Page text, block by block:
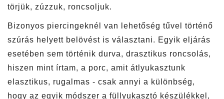
törjük, zúzzuk, roncsoljuk.
Bizonyos piercingeknél van lehetőség tűvel történő
szúrás helyett belövést is választani. Egyik eljárás
esetében sem történik durva, drasztikus roncsolás,
hiszen mint írtam, a porc, amit átlyukasztunk
elasztikus, rugalmas - csak annyi a különbség,
hogy az egyik módszer a füllyukasztó készülékkel,